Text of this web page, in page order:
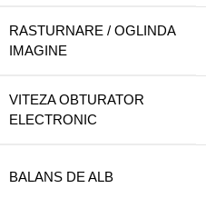
RASTURNARE / OGLINDA
IMAGINE
VITEZA OBTURATOR
ELECTRONIC
BALANS DE ALB